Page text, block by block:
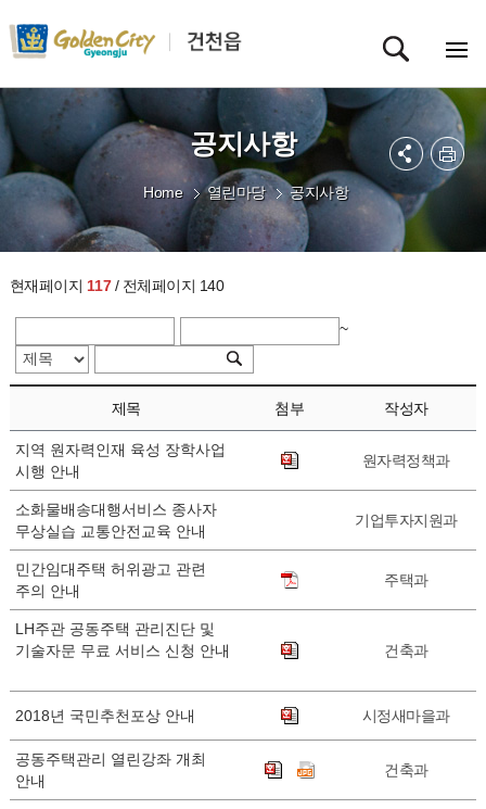
공지사항
Home 열린마당 공지사항
현재페이지 117/ 전체페이지 140
~
제목 첨부 작성자
지역 원자력인재 육성 장학사업
시행 안내
원자력정책과
소화물배송대행서비스 종사자
무상실습 교통안전교육 안내
기업투자지원과
민간임대주택 허위광고 관련
주의 안내
주택과
LH주관 공동주택 관리진단 및
기술자문 무료 서비스 신청 안내
건축과
2018년 국민추천포상 안내 시정새마을과
공동주택관리 열린강좌 개최
안내
건축과